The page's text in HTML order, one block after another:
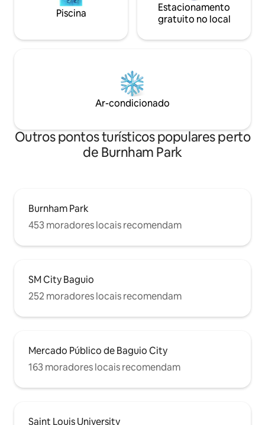
Piscina
Estacionamento
gratuito no local
Ar-condicionado
Outros pontos turísticos populares perto
de Burnham Park
Burnham Park
453 moradores locais recomendam
SM City Baguio
252 moradores locais recomendam
Mercado Público de Baguio City
163 moradores locais recomendam
Saint Louis University